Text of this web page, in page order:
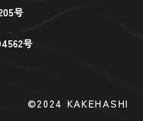
号
号
©︎2024 KAKEHASHI